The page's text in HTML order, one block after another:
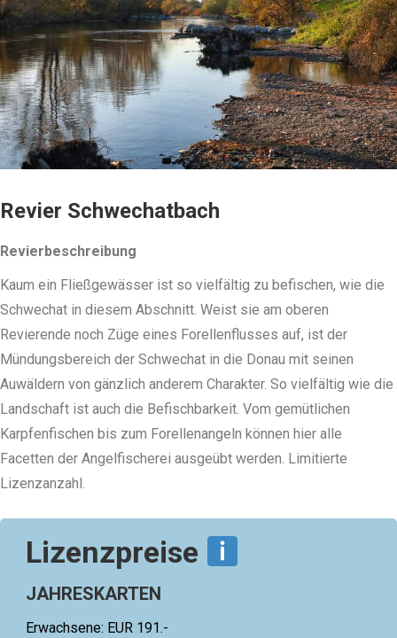
Revier Schwechatbach
Revierbeschreibung
Kaum ein Fließgewässer ist so vielfältig zu befischen, wie die
Schwechat in diesem Abschnitt. Weist sie am oberen
Revierende noch Züge eines Forellenflusses auf, ist der
Mündungsbereich der Schwechat in die Donau mit seinen
Auwäldern von gänzlich anderem Charakter. So vielfältig wie die
Landschaft ist auch die Befischbarkeit. Vom gemütlichen
Karpfenfischen bis zum Forellenangeln können hier alle
Facetten der Angelfischerei ausgeübt werden. Limitierte
Lizenzanzahl.
Lizenzpreise
JAHRESKARTEN
Erwachsene: EUR 191.-